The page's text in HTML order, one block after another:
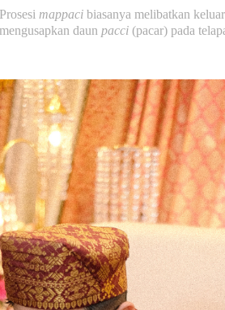
Prosesi mappaci biasanya melibatkan
mengusapkan daun pacci (pacar) pada